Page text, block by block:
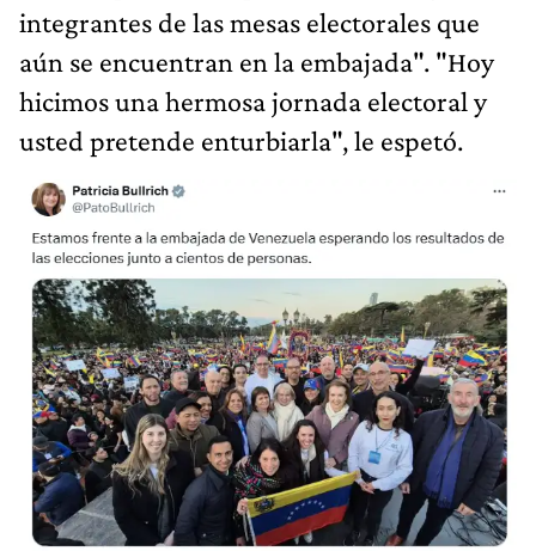
integrantes de las mesas electorales que
aún se encuentran en la embajada". "Hoy
hicimos una hermosa jornada electoral y
usted pretende enturbiarla", le espetó.